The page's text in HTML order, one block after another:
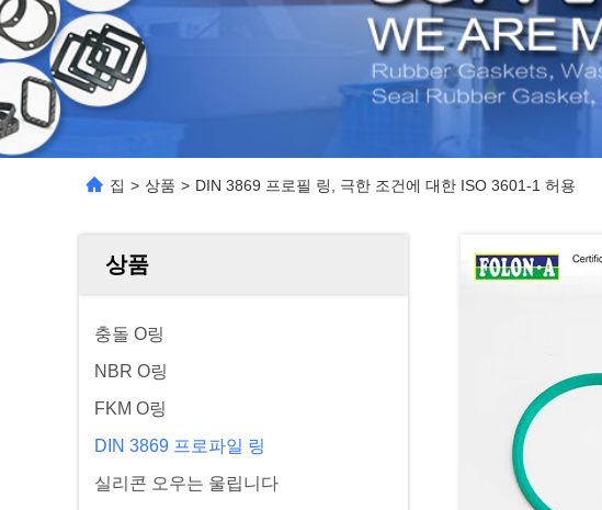
집 > 상품 > DIN 3869 프로필 링, 극한 조건에 대한 ISO 3601-1 허용
상품
충돌 O링
NBR O링
FKM O링
DIN 3869 프로파일 링
실리콘 오우는 울립니다